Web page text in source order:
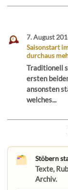
7. August
Saisonstart
durchaus
Traditionell
ersten
ansonsten
welches...
Stöbern
Texte,
Archiv.